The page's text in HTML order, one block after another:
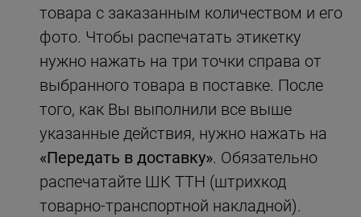
товара с заказанным количеством и его
фото. Чтобы распечатать этикетку
нужно нажать на три точки справа от
выбранного товара в поставке. После
того, как Вы выполнили все выше
указанные действия, нужно нажать на
«Передать в доставку». Обязательно
распечатайте ШК ТТН (штрихкод
товарно-транспортной накладной).